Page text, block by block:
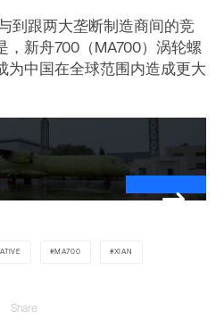
到跟两大垄断制造商间的竞
，新舟700（MA700）涡轮螺
为中国在全球范围内造成更大
MA700 XIAN
Share